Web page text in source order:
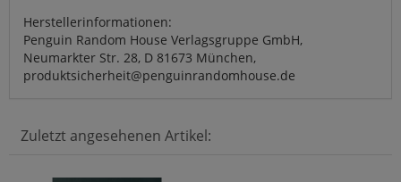
Herstellerinformationen:
Penguin Random House Verlagsgruppe GmbH,
Neumarkter Str. 28, D 81673 München,
produktsicherheit@penguinrandomhouse.de
Zuletzt angesehenen Artikel: